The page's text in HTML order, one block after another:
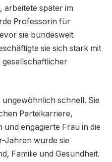
arbeitete später im
Professorin für
sie bundesweit
sie sich stark mit
schnell. Sie
Parteikarriere,
engagierte Frau in die
Jahren wurde sie
Familie und Gesundheit.